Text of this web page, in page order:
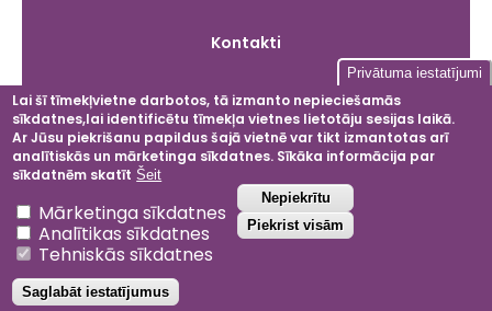
Kontakti
Facebook
Instagram
LinkedIn
2024 © Dobeles ceriņi
Privātuma politika
Noteikumi un nosacījumi
Privātuma iestatījumi
Lai šī tīmekļvietne darbotos, tā izmanto nepieciešamās
sīkdatnes,lai identificētu tīmekļa vietnes lietotāju sesijas laikā.
Ar Jūsu piekrišanu papildus šajā vietnē var tikt izmantotas arī
analītiskās un mārketinga sīkdatnes. Sīkāka informācija par
sīkdatnēm skatīt Šeit
Mārketinga sīkdatnes
Analītikas sīkdatnes
Tehniskās sīkdatnes
Saglabāt iestatījumus
Nepiekrītu
Piekrist visām
Atsaukt piekrišanu